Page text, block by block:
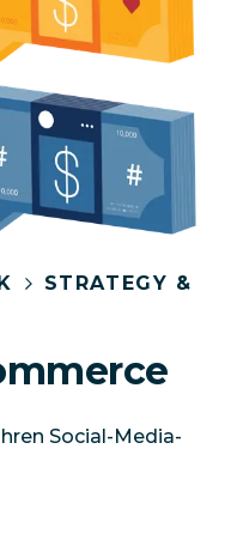
STRATEGY &
Social-Media-